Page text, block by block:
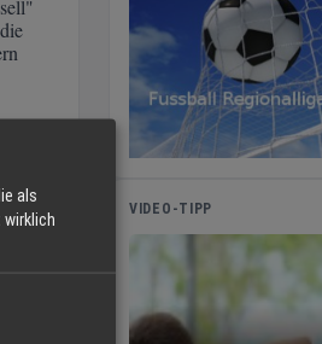
das
VIDEO-TIPP
als